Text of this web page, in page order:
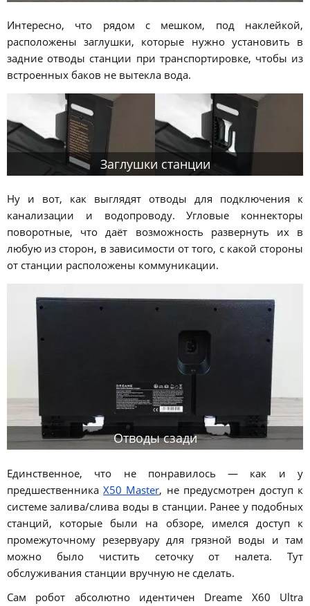
Интересно, что рядом с мешком, под наклейкой,
расположены заглушки, которые нужно установить в
задние отводы станции при транспортировке, чтобы из
встроенных баков не вытекла вода.
Заглушки станции
Ну и вот, как выглядят отводы для подключения к
канализации и водопроводу. Угловые коннекторы
поворотные, что даёт возможность развернуть их в
любую из сторон, в зависимости от того, с какой стороны
от станции расположены коммуникации.
Отводы сзади
Единственное, что не понравилось — как и у
предшественникаX50 Master, не предусмотрен доступ к
системе залива/слива воды в станции. Ранее у подобных
станций, которые были на обзоре, имелся доступ к
промежуточному резервуару для грязной воды и там
можно было чистить сеточку от налета. Тут
обслуживания станции вручную не сделать.
Сам робот абсолютно идентичен Dreame X60 Ultra